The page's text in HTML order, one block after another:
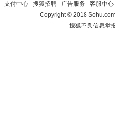
- 支付中心 - 搜狐招聘 - 广告服务 - 客服中心
Copyright©2018
搜狐不良信息举